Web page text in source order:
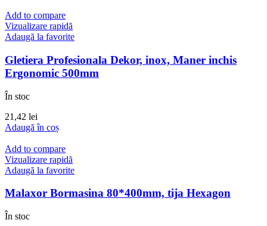
Add to compare
Vizualizare rapidă
Adaugă la favorite
Gletiera Profesionala Dekor, inox, Maner inchis
Ergonomic 500mm
În stoc
21,42 lei
Adaugă în coș
Add to compare
Vizualizare rapidă
Adaugă la favorite
Malaxor Bormasina 80*400mm, tija Hexagon
În stoc